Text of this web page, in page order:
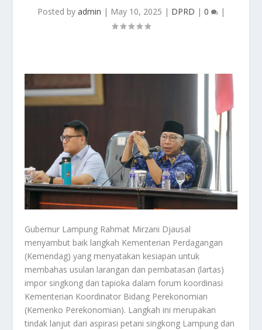
Posted by admin | May 10, 2025 | DPRD | 0 |
Gubernur Lampung Rahmat Mirzani Djausal
menyambut baik langkah Kementerian Perdagangan
(Kemendag) yang menyatakan kesiapan untuk
membahas usulan larangan dan pembatasan (lartas)
impor singkong dan tapioka dalam forum koordinasi
Kementerian Koordinator Bidang Perekonomian
(Kemenko Perekonomian). Langkah ini merupakan
tindak lanjut dari aspirasi petani singkong Lampung dan